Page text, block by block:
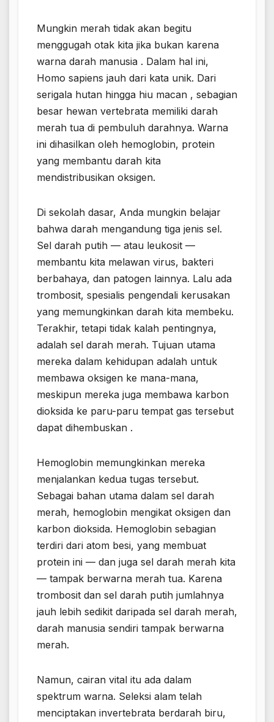
Mungkin merah tidak akan begitu
menggugah otak kita jika bukan karena
warna darah manusia . Dalam hal ini,
Homo sapiens jauh dari kata unik. Dari
serigala hutan hingga hiu macan , sebagian
besar hewan vertebrata memiliki darah
merah tua di pembuluh darahnya. Warna
ini dihasilkan oleh hemoglobin, protein
yang membantu darah kita
mendistribusikan oksigen.
Di sekolah dasar, Anda mungkin belajar
bahwa darah mengandung tiga jenis sel.
Sel darah putih — atau leukosit —
membantu kita melawan virus, bakteri
berbahaya, dan patogen lainnya. Lalu ada
trombosit, spesialis pengendali kerusakan
yang memungkinkan darah kita membeku.
Terakhir, tetapi tidak kalah pentingnya,
adalah sel darah merah. Tujuan utama
mereka dalam kehidupan adalah untuk
membawa oksigen ke mana-mana,
meskipun mereka juga membawa karbon
dioksida ke paru-paru tempat gas tersebut
dapat dihembuskan .
Hemoglobin memungkinkan mereka
menjalankan kedua tugas tersebut.
Sebagai bahan utama dalam sel darah
merah, hemoglobin mengikat oksigen dan
karbon dioksida. Hemoglobin sebagian
terdiri dari atom besi, yang membuat
protein ini — dan juga sel darah merah kita
— tampak berwarna merah tua. Karena
trombosit dan sel darah putih jumlahnya
jauh lebih sedikit daripada sel darah merah,
darah manusia sendiri tampak berwarna
merah.
Namun, cairan vital itu ada dalam
spektrum warna. Seleksi alam telah
menciptakan invertebrata berdarah biru,